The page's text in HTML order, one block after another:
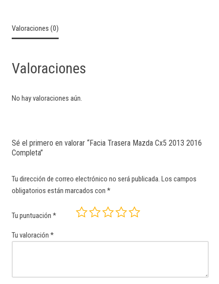
Valoraciones (0)
Valoraciones
No hay valoraciones aún.
Sé el primero en valorar “Facia Trasera Mazda Cx5 2013 2016
Completa”
Tu dirección de correo electrónico no será publicada. Los campos
obligatorios están marcados con *
Tu puntuación *
Tu valoración *